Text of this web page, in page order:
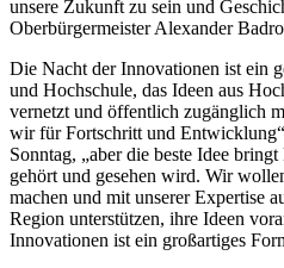
unsere Zukunft zu sein und
Oberbürgermeister Alexander
Die Nacht der Innovationen ist ein
und Hochschule, das Ideen aus
vernetzt und öffentlich zugänglich
wir für Fortschritt und
Sonntag, „aber die beste Idee
gehört und gesehen wird. Wir
machen und mit unserer Expertise
Region unterstützen, ihre Ideen
Innovationen ist ein großartiges